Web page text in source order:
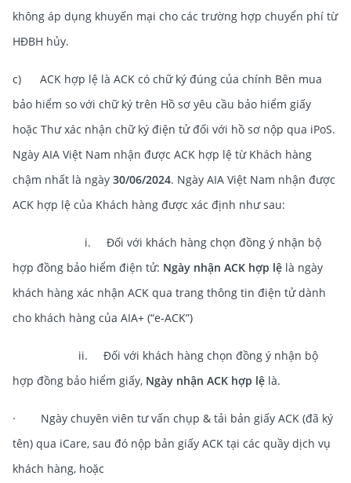
không áp dụng khuyến mại cho các trường hợp chuyển phí từ
HĐBH hủy.
c) ACK hợp lệ là ACK có chữ ký đúng của chính Bên mua
bảo hiểm so với chữ ký trên Hồ sơ yêu cầu bảo hiểm giấy
hoặc Thư xác nhận chữ ký điện tử đối với hồ sơ nộp qua iPoS.
Ngày AIA Việt Nam nhận được ACK hợp lệ từ Khách hàng
chậm nhất là ngày 30/06/2024. Ngày AIA Việt Nam nhận được
ACK hợp lệ của Khách hàng được xác định như sau:
i. Đối với khách hàng chọn đồng ý nhận bộ
hợp đồng bảo hiểm điện tử: Ngày nhận ACK hợp lệ là ngày
khách hàng xác nhận ACK qua trang thông tin điện tử dành
cho khách hàng của AIA+ (“e-ACK”)
ii. Đối với khách hàng chọn đồng ý nhận bộ
hợp đồng bảo hiểm giấy, Ngày nhận ACK hợp lệ là.
· Ngày chuyên viên tư vấn chụp & tải bản giấy ACK (đã ký
tên) qua iCare, sau đó nộp bản giấy ACK tại các quầy dịch vụ
khách hàng, hoặc